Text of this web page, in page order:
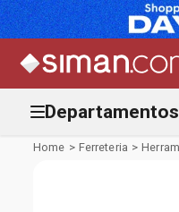
Departamentos
Ferreteria